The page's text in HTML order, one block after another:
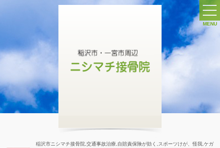
稲沢市ニシマチ接骨院,交通事故治療,自賠責保険が効く,スポーツけが、怪我,ケガ
MENU
交通事故治療 ∨
交通事故施術について
交通事故施術 ７つの特長
交通事故
自賠責保険